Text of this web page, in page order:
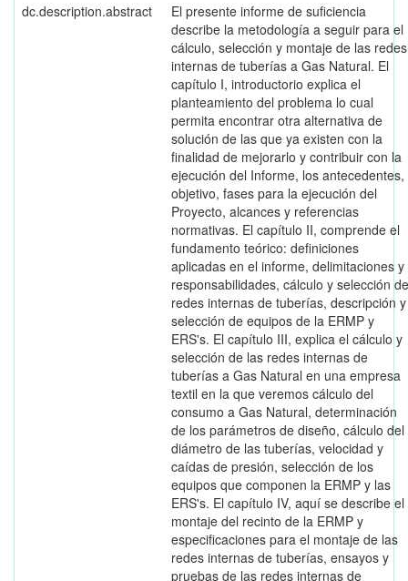
dc.description.abstract
El presente informe de suficiencia
describe la metodología a seguir para el
cálculo, selección y montaje de las redes
internas de tuberías a Gas Natural. El
capítulo I, introductorio explica el
planteamiento del problema lo cual
permita encontrar otra alternativa de
solución de las que ya existen con la
finalidad de mejorarlo y contribuir con la
ejecución del Informe, los antecedentes,
objetivo, fases para la ejecución del
Proyecto, alcances y referencias
normativas. El capítulo II, comprende el
fundamento teórico: definiciones
aplicadas en el informe, delimitaciones y
responsabilidades, cálculo y selección de
redes internas de tuberías, descripción y
selección de equipos de la ERMP y
ERS's. El capítulo III, explica el cálculo y
selección de las redes internas de
tuberías a Gas Natural en una empresa
textil en la que veremos cálculo del
consumo a Gas Natural, determinación
de los parámetros de diseño, cálculo del
diámetro de las tuberías, velocidad y
caídas de presión, selección de los
equipos que componen la ERMP y las
ERS's. El capítulo IV, aquí se describe el
montaje del recinto de la ERMP y
especificaciones para el montaje de las
redes internas de tuberías, ensayos y
pruebas de las redes internas de